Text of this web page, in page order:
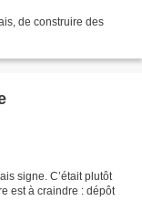
de construire des
signe. C’était plutôt
est à craindre : dépôt